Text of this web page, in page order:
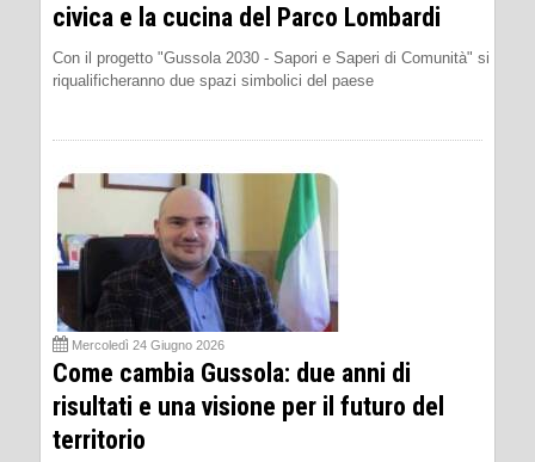
civica e la cucina del Parco Lombardi
Con il progetto "Gussola 2030 - Sapori e Saperi di Comunità" si
riqualificheranno due spazi simbolici del paese
Mercoledì 24 Giugno 2026
Come cambia Gussola: due anni di
risultati e una visione per il futuro del
territorio